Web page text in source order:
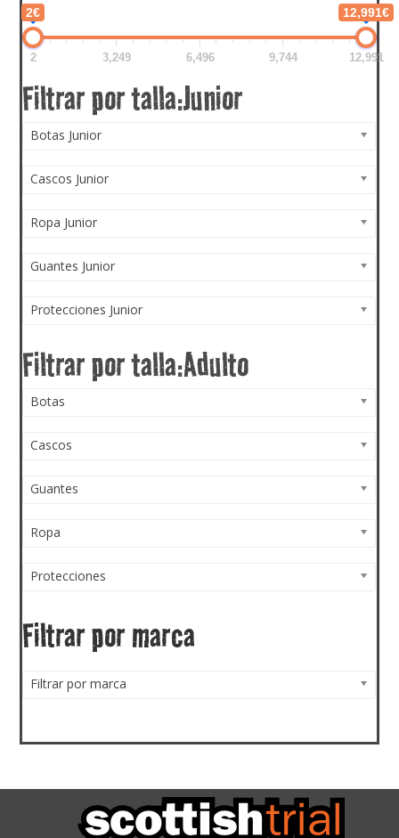
2€ 12,991€
2 3,249 6,496 9,744 12,991
Botas Junior
Cascos Junior
Ropa Junior
Guantes Junior
Protecciones Junior
Botas
Cascos
Guantes
Ropa
Protecciones
Filtrar por marca
Filtrar por marca